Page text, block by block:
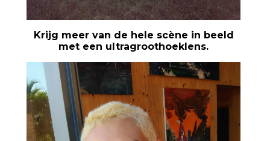
Krijg meer van de hele scène in beeld
met een ultragroothoeklens.